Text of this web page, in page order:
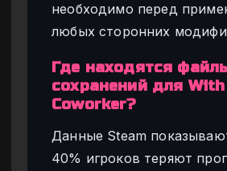
необходимо перед
любых сторонних
Где находятся
сохранений для
Coworker?
Данные Steam
40% игроков теряют